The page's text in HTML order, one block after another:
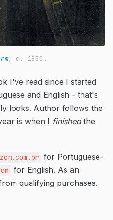
, c. 1850.
I've read since I started
and English - that's
looks. Author follows the
is when I finishedthe
for Portuguese-
for English. As an
qualifying purchases.